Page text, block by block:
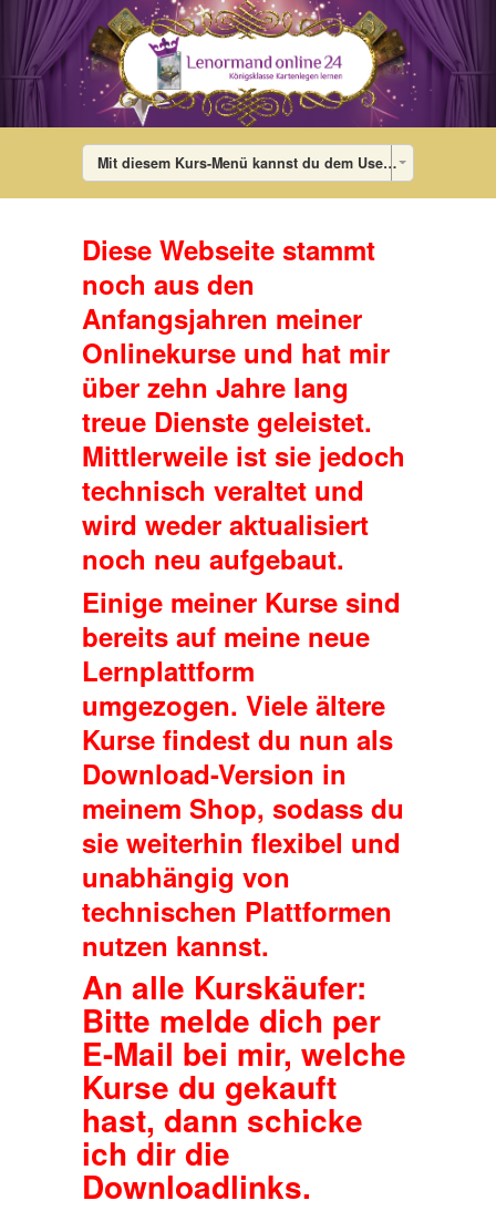
Mit diesem Kurs-Menü kannst du dem User die Lektionen des Kurses in jedem Theme anzeigen. Im Theme wird das Menü dann mit den Links auf die einzelnen Lektionen gefüllt. Falls der User gerade in keinem Kurs ist, wird ein Standard-Menü angezeigt, das du im WordPress-Admin-Bereich unter Design – Menü (Menü bearbeiten: „DigiMember-Kurs-Menü“) bearbeiten kannst. Dort kannst du auch diesen Dummy-Menü-Eintrag löschen.
Diese Webseite stammt
noch aus den
Anfangsjahren meiner
Onlinekurse und hat mir
über zehn Jahre lang
treue Dienste geleistet.
Mittlerweile ist sie jedoch
technisch veraltet und
wird weder aktualisiert
noch neu aufgebaut.
Einige meiner Kurse sind
bereits auf meine neue
Lernplattform
umgezogen. Viele ältere
Kurse findest du nun als
Download-Version in
meinem Shop, sodass du
sie weiterhin flexibel und
unabhängig von
technischen Plattformen
nutzen kannst.
An alle Kurskäufer:
Bitte melde dich per
E-Mail bei mir, welche
Kurse du gekauft
hast, dann schicke
ich dir die
Downloadlinks.